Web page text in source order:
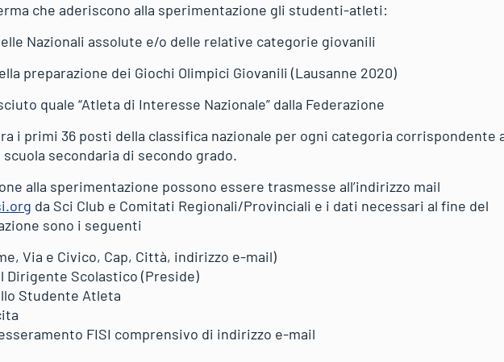
che aderiscono alla sperimentazione gli studenti-atleti:
Nazionali assolute e/o delle relative categorie giovanili
preparazione dei Giochi Olimpici Giovanili (Lausanne 2020)
quale “Atleta di Interesse Nazionale” dalla Federazione
i primi 36 posti della classifica nazionale per ogni categoria corrispondente
secondaria di secondo grado.
alla sperimentazione possono essere trasmesse all’indirizzo mail
da Sci Club e Comitati Regionali/Provinciali e i dati necessari al fine del
sono i seguenti
Via e Civico, Cap, Città, indirizzo e-mail)
Dirigente Scolastico (Preside)
Studente Atleta
FISI comprensivo di indirizzo e-mail